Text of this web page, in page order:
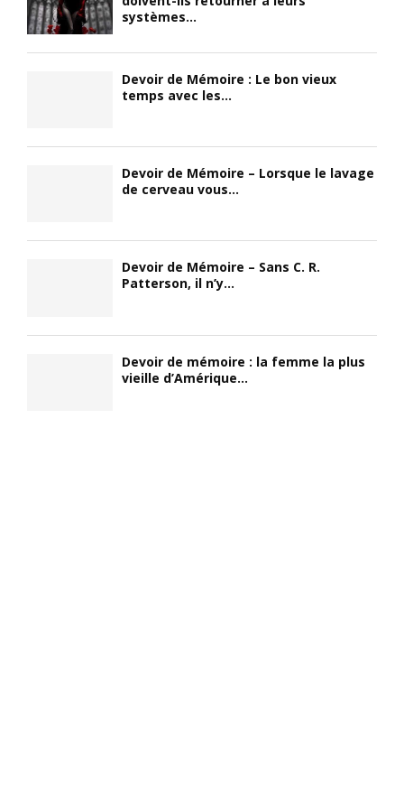
systèmes...
Devoir de Mémoire : Le bon vieux
temps avec les...
Devoir de Mémoire – Lorsque le lavage
de cerveau vous...
Devoir de Mémoire – Sans C. R.
Patterson, il n’y...
Devoir de mémoire : la femme la plus
vieille d’Amérique...